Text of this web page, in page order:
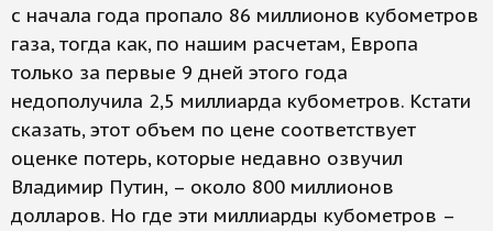
с начала года пропало 86 миллионов кубометров
газа, тогда как, по нашим расчетам, Европа
только за первые 9 дней этого года
недополучила 2,5 миллиарда кубометров. Кстати
сказать, этот объем по цене соответствует
оценке потерь, которые недавно озвучил
Владимир Путин, – около 800 миллионов
долларов. Но где эти миллиарды кубометров –